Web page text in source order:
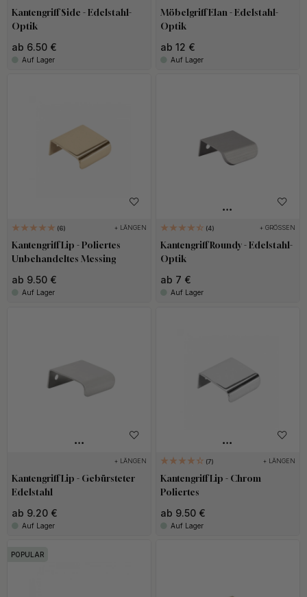
Kantengriff Side - Edelstahl-
Optik
ab 6.50 €
Auf Lager
Möbelgriff Elan - Edelstahl-
Optik
ab 12 €
Auf Lager
6 + LÄNGEN
Kantengriff Lip - Poliertes
Unbehandeltes Messing
ab 9.50 €
Auf Lager
4 + GRÖSSEN
Kantengriff Roundy - Edelstahl-
Optik
ab 7 €
Auf Lager
+ LÄNGEN
Kantengriff Lip - Gebürsteter
Edelstahl
ab 9.20 €
Auf Lager
7 + LÄNGEN
Kantengriff Lip - Chrom
Poliertes
ab 9.50 €
Auf Lager
POPULAR